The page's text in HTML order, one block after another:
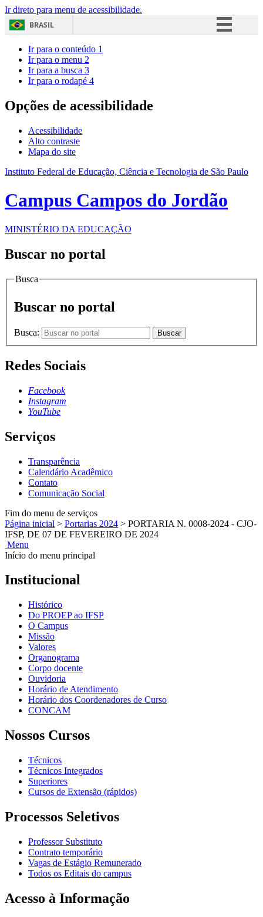
Ir direto para menu de acessibilidade.
BRASIL
Acesso à informação
Ir para o conteúdo 1
Ir para o menu 2
Ir para a busca 3
Ir para o rodapé 4
Opções de acessibilidade
Acessibilidade
Alto contraste
Mapa do site
Instituto Federal de Educação, Ciência e Tecnologia de São Paulo
Campus Campos do Jordão
MINISTÉRIO DA EDUCAÇÃO
Buscar no portal
Busca
Buscar no portal
Busca: Buscar
Redes Sociais
Facebook
Instagram
YouTube
Serviços
Transparência
Calendário Acadêmico
Contato
Comunicação Social
Fim do menu de serviços
Página inicial > Portarias 2024 > PORTARIA N. 0008-2024 - CJO-
IFSP, DE 07 DE FEVEREIRO DE 2024
Menu
Início do menu principal
Institucional
Histórico
Do PROEP ao IFSP
O Campus
Missão
Valores
Organograma
Corpo docente
Ouvidoria
Horário de Atendimento
Horário dos Coordenadores de Curso
CONCAM
Nossos Cursos
Técnicos
Técnicos Integrados
Superiores
Cursos de Extensão (rápidos)
Processos Seletivos
Professor Substituto
Contrato temporário
Vagas de Estágio Remunerado
Todos os Editais do campus
Acesso à Informação